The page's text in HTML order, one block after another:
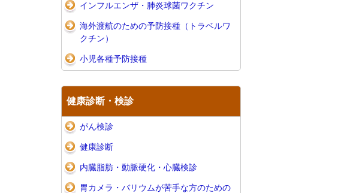
インフルエンザ・肺炎球菌ワクチン
海外渡航のための予防接種（トラベルワ
クチン）
小児各種予防接種
健康診断・検診
がん検診
健康診断
内臓脂肪・動脈硬化・心臓検診
胃カメラ・バリウムが苦手な方のための